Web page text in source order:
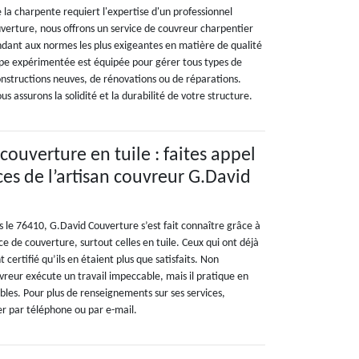
charpente requiert l'expertise d'un professionnel
nous offrons un service de couvreur charpentier
aux normes les plus exigeantes en matière de qualité
expérimentée est équipée pour gérer tous types de
neuves, de rénovations ou de réparations.
assurons la solidité et la durabilité de votre structure.
en tuile : faites appel
de l’artisan couvreur G.David
le 76410, G.David Couverture s’est fait connaître grâce à
de couverture, surtout celles en tuile. Ceux qui ont déjà
certifié qu’ils en étaient plus que satisfaits. Non
exécute un travail impeccable, mais il pratique en
Pour plus de renseignements sur ses services,
par téléphone ou par e-mail.